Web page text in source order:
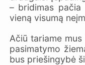
– bridimas pačia
vieną visumą
Ačiū tariame
pasimatymo
bus priešingybė